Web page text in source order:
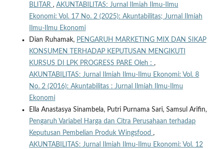
BLITAR , AKUNTABILITAS: Jurnal Ilmiah Ilmu-Ilmu
Ekonomi: Vol. 17 No. 2 (2025): Akuntabilitas; Jurnal Ilmiah
Ilmu-Ilmu Ekonomi
Dian Ruhamak, PENGARUH MARKETING MIX DAN SIKAP
KONSUMEN TERHADAP KEPUTUSAN MENGIKUTI
KURSUS DI LPK PROGRESS PARE Oleh : ,
AKUNTABILITAS: Jurnal Ilmiah Ilmu-Ilmu Ekonomi: Vol. 8
No. 2 (2016): Akuntabilitas : Jurnal Ilmiah Ilmu-Ilmu
Ekonomi
Ella Anastasya Sinambela, Putri Purnama Sari, Samsul Arifin,
Pengaruh Variabel Harga dan Citra Perusahaan terhadap
Keputusan Pembelian Produk Wingsfood ,
AKUNTABILITAS: Jurnal Ilmiah Ilmu-Ilmu Ekonomi: Vol. 12